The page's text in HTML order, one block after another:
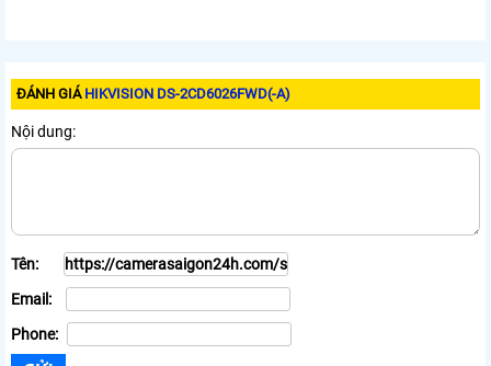
ĐÁNH GIÁ HIKVISION DS-2CD6026FWD(-A)
Nội dung:
Tên:
Email:
Phone: